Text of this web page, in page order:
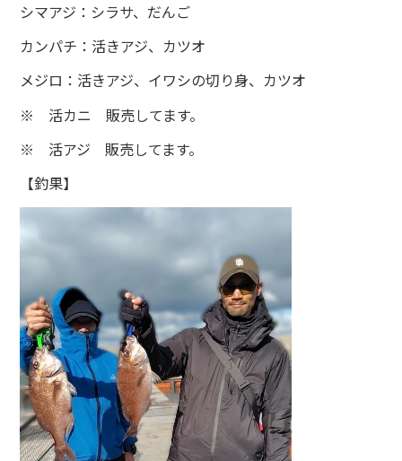
シマアジ：シラサ、だんご
カンパチ：活きアジ、カツオ
メジロ：活きアジ、イワシの切り身、カツオ
※ 活カニ 販売してます。
※ 活アジ 販売してます。
【釣果】